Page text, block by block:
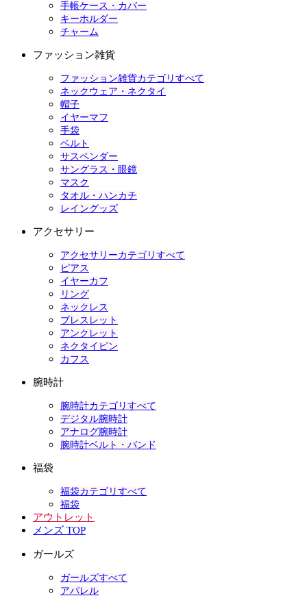
手帳ケース・カバー
キーホルダー
チャーム
ファッション雑貨
ファッション雑貨カテゴリすべて
ネックウェア・ネクタイ
帽子
イヤーマフ
手袋
ベルト
サスペンダー
サングラス・眼鏡
マスク
タオル・ハンカチ
レイングッズ
アクセサリー
アクセサリーカテゴリすべて
ピアス
イヤーカフ
リング
ネックレス
ブレスレット
アンクレット
ネクタイピン
カフス
腕時計
腕時計カテゴリすべて
デジタル腕時計
アナログ腕時計
腕時計ベルト・バンド
福袋
福袋カテゴリすべて
福袋
アウトレット
メンズ TOP
ガールズ
ガールズすべて
アパレル